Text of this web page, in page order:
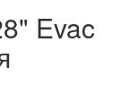
Evac